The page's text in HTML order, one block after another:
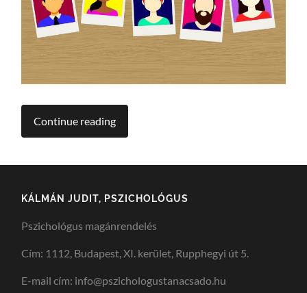
Continue reading
KÁLMÁN JUDIT, PSZICHOLÓGUS
Pszichológus magánrendelés
Cím: 1112, Budapest, XI. kerület, Rupphegyi út 5.
E-mail cím: info@pszichologustanacsado.hu